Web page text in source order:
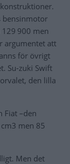
konstruktioner.
bensinmotor
900 men
argumentet att
för övrigt
Su-zuki Swift
den lilla
Fiat –den
men 85
Men det